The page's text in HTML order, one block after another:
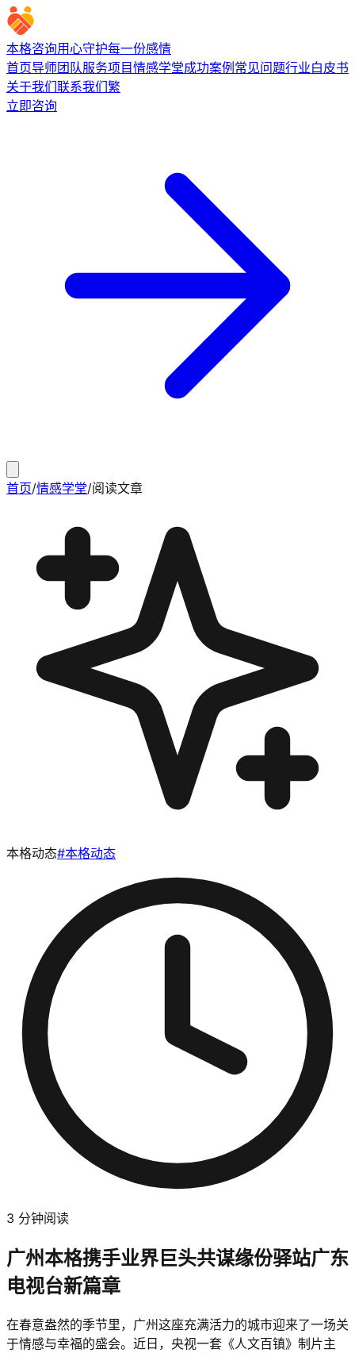
本格咨询用心守护每一份感情
首页导师团队服务项目情感学堂成功案例 常见问题行业白皮书
关于我们联系我们繁
立即咨询
首页/情感学堂/阅读文章
本格动态#本格动态
3 分钟阅读
广州本格携手业界巨头共谋缘份驿站广东
电视台新篇章
在春意盎然的季节里，广州这座充满活力的城市迎来了一场关
于情感与幸福的盛会。近日，央视一套《人文百镇》制片主